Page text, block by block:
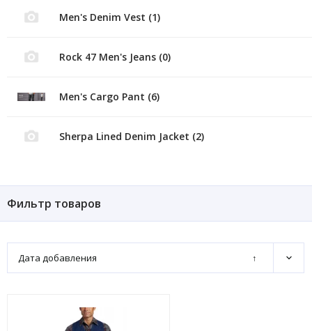
Men's Denim Vest (1)
Rock 47 Men's Jeans (0)
Men's Cargo Pant (6)
Sherpa Lined Denim Jacket (2)
Фильтр товаров
Дата добавления ↑